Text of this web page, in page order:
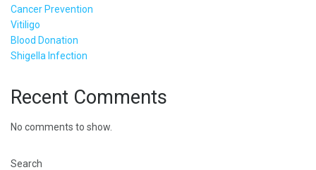
Cancer Prevention
Vitiligo
Blood Donation
Shigella Infection
Recent Comments
No comments to show.
Search